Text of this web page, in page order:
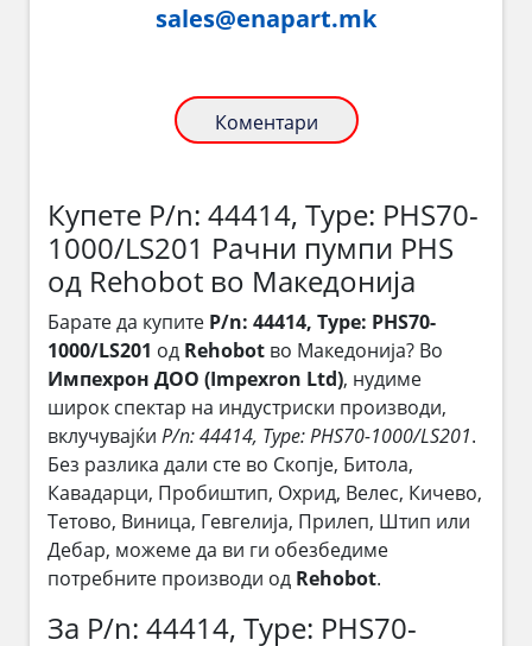
sales@enapart.mk
Коментари
Купете P/n: 44414, Type: PHS70-
1000/LS201 Рачни пумпи PHS
од Rehobot во Македонија
Барате да купите P/n: 44414, Type: PHS70-
1000/LS201 од Rehobot во Македонија? Во
Импехрон ДОО (Impexron Ltd), нудиме
широк спектар на индустриски производи,
вклучувајќи P/n: 44414, Type: PHS70-1000/LS201.
Без разлика дали сте во Скопје, Битола,
Кавадарци, Пробиштип, Охрид, Велес, Кичево,
Тетово, Виница, Гевгелија, Прилеп, Штип или
Дебар, можеме да ви ги обезбедиме
потребните производи од Rehobot.
За P/n: 44414, Type: PHS70-